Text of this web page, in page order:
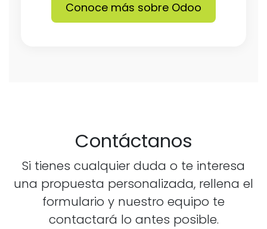
Conoce más sobre Odoo
Contáctanos
Si tienes cualquier duda o te interesa
una propuesta personalizada, rellena el
formulario y nuestro equipo te
contactará lo antes posible.